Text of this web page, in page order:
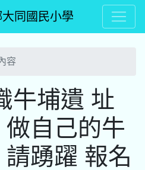
同國民小學
容
牛埔遺 址
自己的牛
踴躍 報名